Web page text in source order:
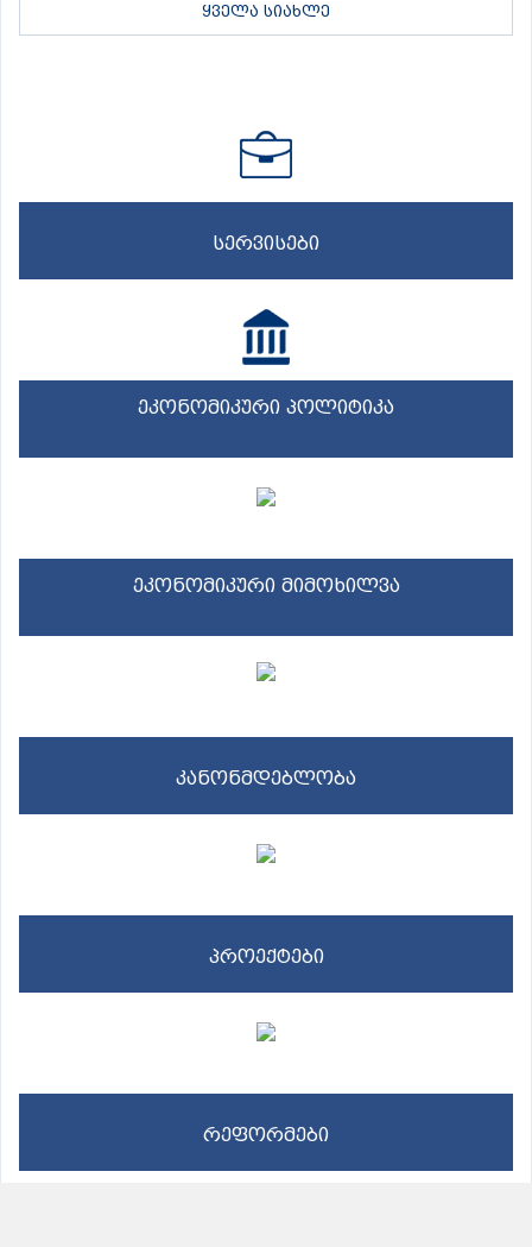
ყველა სიახლე
სერვისები
ეკონომიკური პოლიტიკა
ეკონომიკური მიმოხილვა
კანონმდებლობა
პროექტები
რეფორმები